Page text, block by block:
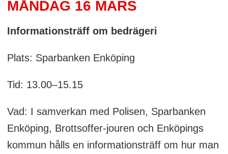
MÅNDAG 16 MARS
Informationsträff om bedrägeri
Plats: Sparbanken Enköping
Tid: 13.00–15.15
Vad: I samverkan med Polisen, Sparbanken
Enköping, Brottsoffer-jouren och Enköpings
kommun hålls en informationsträff om hur man